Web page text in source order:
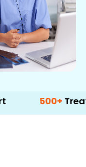
500+ Treatment